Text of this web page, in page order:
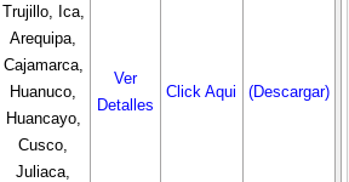
Trujillo, Ica,
Arequipa,
Cajamarca,
Huanuco,
Huancayo,
Cusco,
Juliaca,
Ver
Detalles
Click Aqui (Descargar)